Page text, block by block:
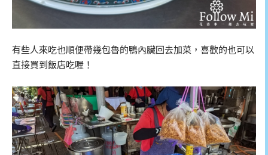
有些人來吃也順便帶幾包魯的鴨內臟回去加菜，喜歡的也可以
直接買到飯店吃喔！